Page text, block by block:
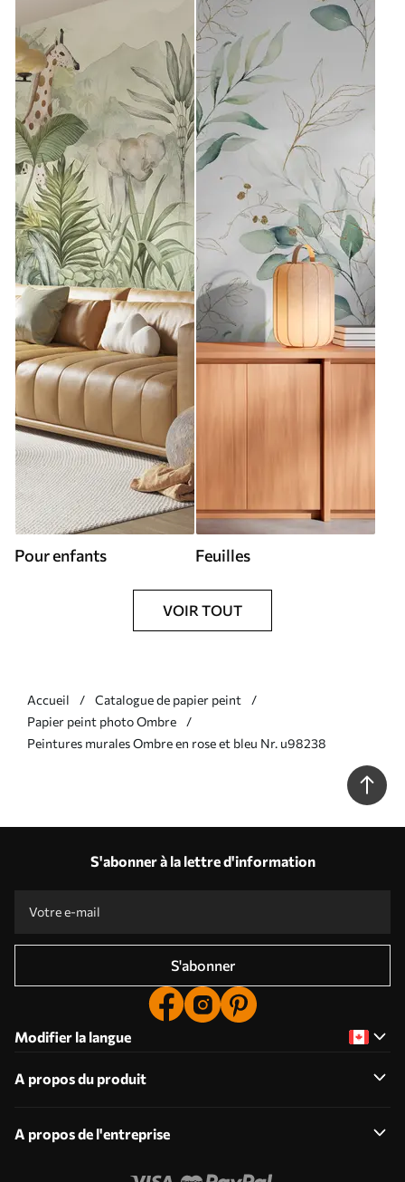
Pour enfants Feuilles
VOIR TOUT
Accueil
Catalogue de papier peint
Papier peint photo Ombre
Peintures murales Ombre en rose et bleu Nr. u98238
S'abonner à la lettre d'information
S'abonner
Modifier la langue
A propos du produit
A propos de l'entreprise